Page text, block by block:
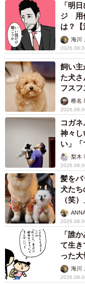
「明
ジ 用
は？【
海川
飼い主
た犬
フスフ
椎名
コガ
神々
い」「
梨木
髪を
犬たち
（笑
「誰
て生
った大
海川